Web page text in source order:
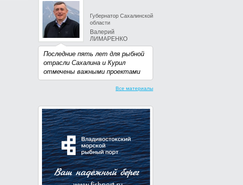
Губернатор Сахалинской
области
Валерий
ЛИМАРЕНКО
Последние пять лет для рыбной
отрасли Сахалина и Курил
отмечены важными проектами
Все материалы